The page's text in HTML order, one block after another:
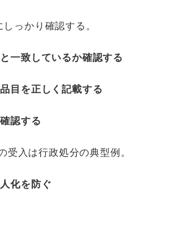
っかり確認する。
一致しているか確認する
目を正しく記載する
認する
受入は行政処分の典型例。
化を防ぐ